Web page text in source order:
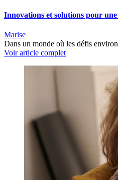
Innovations et solutions pour
Marise
Dans un monde où les défis
Voir article complet